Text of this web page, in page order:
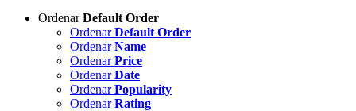
OrdenarDefault Order
OrdenarDefault Order
OrdenarName
OrdenarPrice
OrdenarDate
OrdenarPopularity
OrdenarRating